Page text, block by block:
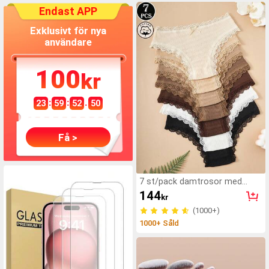
Endast APP
Exklusivt för nya
användare
100kr
23 : 59 : 50 . 34
Få >
7 st/pack damtrosor med
blommigt mönster,
kontrasterande färger och
spetskant, för vardagsbruk
144kr
(1000+)
1000+ Såld